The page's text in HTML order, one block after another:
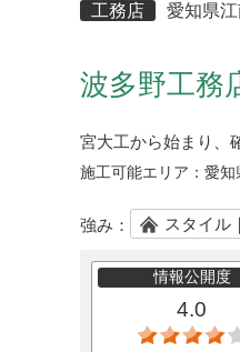
工務店 愛知県
波多野工務
宮大工から始まり、
施工可能エリア： 愛知
強み： スタイル
情報公開度
4.0